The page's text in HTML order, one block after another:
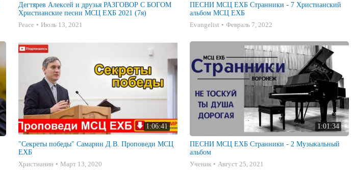
Дегтярев Алексей и друзья РАЗГОВОР С БОГОМ
Христианские песни МСЦ ЕХБ 2021 (7я)
Peace
Июль 13, 2021
ПЕСНИ МСЦ ЕХБ Странники - 7 Христианский
альбом МСЦ ЕХБ
Evangelist
Февраль 7, 2022
1:06:41
"Секреты победы" Самарин Д.В. Проповеди МСЦ
ЕХБ
Христианин
Март 13, 2020
1:01:34
ПЕСНИ МСЦ ЕХБ Странники - 2 Музыкальный
альбом
Ученик
Август 25, 2021